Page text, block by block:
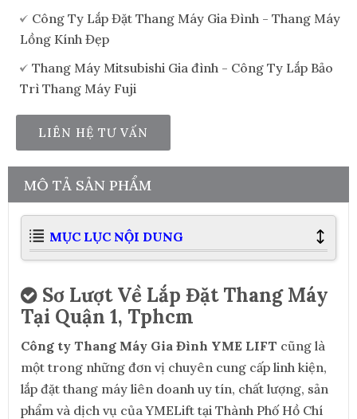
Công Ty Lắp Đặt Thang Máy Gia Đình - Thang Máy
Lồng Kính Đẹp
Thang Máy Mitsubishi Gia đình - Công Ty Lắp Bảo
Trì Thang Máy Fuji
LIÊN HỆ TƯ VẤN
MÔ TẢ SẢN PHẨM
MỤC LỤC NỘI DUNG
Sơ Lượt Về Lắp Đặt Thang Máy
Tại Quận 1, Tphcm
Công ty Thang Máy Gia Đình YME LIFT cũng là
một trong những đơn vị chuyên cung cấp linh kiện,
lắp đặt thang máy liên doanh uy tín, chất lượng, sản
phẩm và dịch vụ của YMELift tại Thành Phố Hồ Chí